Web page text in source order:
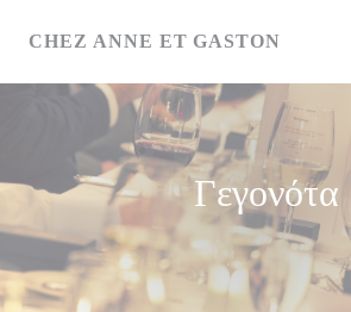
CHEZ ANNE ET GASTON
Γεγονότα